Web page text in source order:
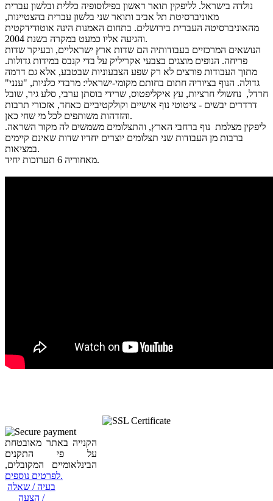
נולדה בישראל. לליפקין תואר ראשון בפילוסופיה כללית ובלשון עברית
מאוניברסיטת תל אביב ותואר שני בלשון עברית בהצטיינות,
מהאוניברסיטה העברית בירושלים. בתחום האמנות הינה אוטודידקטית
והגיעה אליו כמעט במקרה בשנת 2004.
הנושאים המרכזיים בעבודותיה הם שדות ארץ ישראליים, ובעיקר שדות
פריחה. הנופים מוצגים בצבעי אקריליק על בדי קנבס במידות גדולות.
מתוך העבודות פורצים לא רק שפע הצבעוניות שבטבע, אלא גם דרמה
גדולה. הנוף בציוריה חתום בחותם מקומי-ישראלי: מרבדי כלניות, "ענני"
חרדל, נחשולי חרציות, עץ איקליפטוס, שרידי בוסתן ערבי, סלע גיר, שובל
דרדרים יבשים - ציטוטי נוף אישיים וקולקטיביים כאחד, אזכורי תרבות
והזדהות משותפים לכל מי שחי כאן.
ליפקין מצלמת נוף ברחבי הארץ, והתצלומים משמשים לה מקור השראה.
ברבות מן העבודות שני תצלומים יוצרים יחדיו שדות שאינם קיימים
במציאות.
מאחוריה 6 תערוכות יחיד.
הקנייה באתר מאובטחת
על פי התקנים
הבינלאומיים המקובלים,
לפרטים נוספים.
בעיה / שאלה
/ הצעה